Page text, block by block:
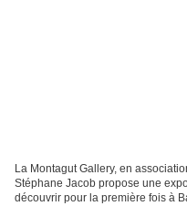
La Montagut Gallery, en
Stéphane Jacob propose une
découvrir pour la première fois à